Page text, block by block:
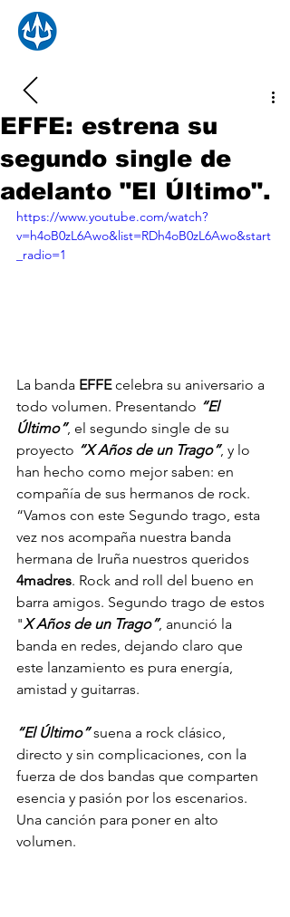
EFFE: estrena su
segundo single de
adelanto "El Último".
https://www.youtube.com/watch?
v=h4oB0zL6Awo&list=RDh4oB0zL6Awo&start
_radio=1
La banda EFFE celebra su aniversario a
todo volumen. Presentando “El
Último”, el segundo single de su
proyecto “X Años de un Trago”, y lo
han hecho como mejor saben: en
compañía de sus hermanos de rock.
“Vamos con este Segundo trago, esta
vez nos acompaña nuestra banda
hermana de Iruña nuestros queridos
4madres. Rock and roll del bueno en
barra amigos. Segundo trago de estos
"X Años de un Trago”, anunció la
banda en redes, dejando claro que
este lanzamiento es pura energía,
amistad y guitarras.
“El Último” suena a rock clásico,
directo y sin complicaciones, con la
fuerza de dos bandas que comparten
esencia y pasión por los escenarios.
Una canción para poner en alto
volumen.